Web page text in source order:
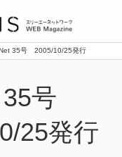
35号 2005/10/25発行
35号
25発行